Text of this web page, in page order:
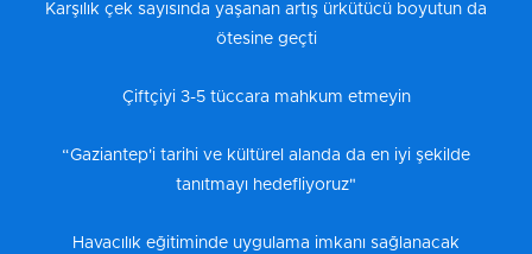
Karşılık çek sayısında yaşanan artış ürkütücü boyutun da
ötesine geçti
Çiftçiyi 3-5 tüccara mahkum etmeyin
“Gaziantep'i tarihi ve kültürel alanda da en iyi şekilde
tanıtmayı hedefliyoruz"
Havacılık eğitiminde uygulama imkanı sağlanacak